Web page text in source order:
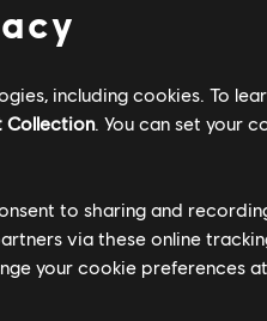
많은 것을 알아낼 수
터들이 하는 말을 잘
요!”
including cookies. To
Collection. You can set your
to sharing and
via these online
your cookie preferences